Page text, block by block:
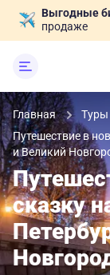
Выгодные
продаже
Главная Туры
Путешествие в
и Великий
сказку